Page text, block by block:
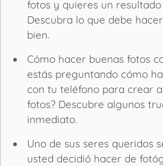
fotos y quieres un
Descubra lo que debe
bien.
Cómo hacer buenas fotos
estás preguntando cómo
con tu teléfono para crear
fotos? Descubre algunos
inmediato.
Uno de sus seres queridos
usted decidió hacer de